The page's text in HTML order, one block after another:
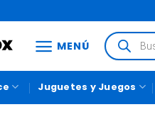
MENÚ
Juguetes y Juegos